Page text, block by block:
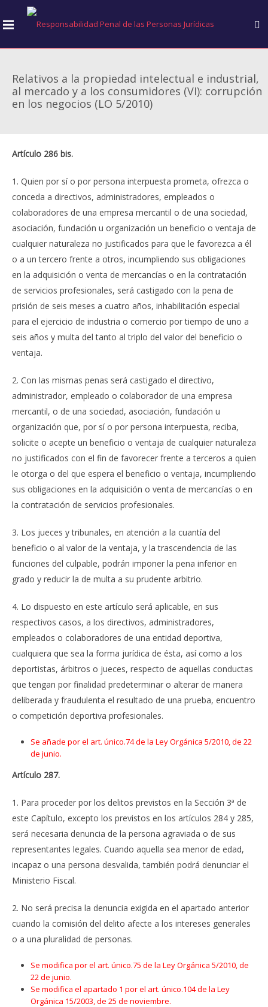
Relativos a la propiedad intelectual e industrial,
al mercado y a los consumidores (VI): corrupción
en los negocios (LO 5/2010)
Artículo 286 bis.
1. Quien por sí o por persona interpuesta prometa, ofrezca o
conceda a directivos, administradores, empleados o
colaboradores de una empresa mercantil o de una sociedad,
asociación, fundación u organización un beneficio o ventaja de
cualquier naturaleza no justificados para que le favorezca a él
o a un tercero frente a otros, incumpliendo sus obligaciones
en la adquisición o venta de mercancías o en la contratación
de servicios profesionales, será castigado con la pena de
prisión de seis meses a cuatro años, inhabilitación especial
para el ejercicio de industria o comercio por tiempo de uno a
seis años y multa del tanto al triplo del valor del beneficio o
ventaja.
2. Con las mismas penas será castigado el directivo,
administrador, empleado o colaborador de una empresa
mercantil, o de una sociedad, asociación, fundación u
organización que, por sí o por persona interpuesta, reciba,
solicite o acepte un beneficio o ventaja de cualquier naturaleza
no justificados con el fin de favorecer frente a terceros a quien
le otorga o del que espera el beneficio o ventaja, incumpliendo
sus obligaciones en la adquisición o venta de mercancías o en
la contratación de servicios profesionales.
3. Los jueces y tribunales, en atención a la cuantía del
beneficio o al valor de la ventaja, y la trascendencia de las
funciones del culpable, podrán imponer la pena inferior en
grado y reducir la de multa a su prudente arbitrio.
4. Lo dispuesto en este artículo será aplicable, en sus
respectivos casos, a los directivos, administradores,
empleados o colaboradores de una entidad deportiva,
cualquiera que sea la forma jurídica de ésta, así como a los
deportistas, árbitros o jueces, respecto de aquellas conductas
que tengan por finalidad predeterminar o alterar de manera
deliberada y fraudulenta el resultado de una prueba, encuentro
o competición deportiva profesionales.
Se añade por el art. único.74 de la Ley Orgánica 5/2010, de 22
de junio.
Artículo 287.
1. Para proceder por los delitos previstos en la Sección 3ª de
este Capítulo, excepto los previstos en los artículos 284 y 285,
será necesaria denuncia de la persona agraviada o de sus
representantes legales. Cuando aquella sea menor de edad,
incapaz o una persona desvalida, también podrá denunciar el
Ministerio Fiscal.
2. No será precisa la denuncia exigida en el apartado anterior
cuando la comisión del delito afecte a los intereses generales
o a una pluralidad de personas.
Se modifica por el art. único.75 de la Ley Orgánica 5/2010, de
22 de junio.
Se modifica el apartado 1 por el art. único.104 de la Ley
Orgánica 15/2003, de 25 de noviembre.